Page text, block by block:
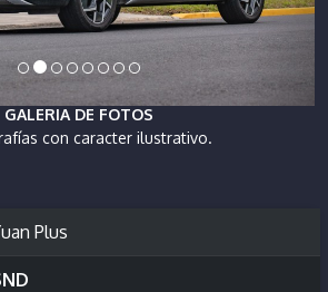
GALERIA DE FOTOS
con caracter ilustrativo.
Plus